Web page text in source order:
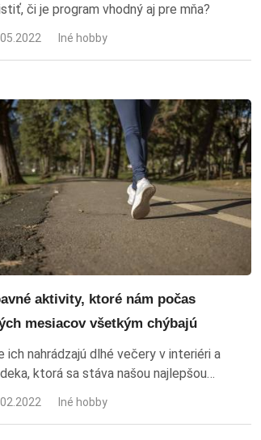
či je program vhodný aj pre mňa?
Iné hobby
aktivity, ktoré nám počas
mesiacov všetkým chýbajú
ich nahrádzajú dlhé večery v interiéri a
ktorá sa stáva našou najlepšou
Iné hobby